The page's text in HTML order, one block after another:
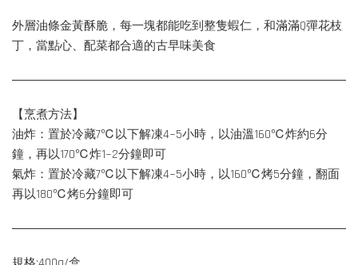
外層油條金黃酥脆，每一塊都能吃到整隻蝦仁，和滿滿Q彈花枝
丁，當點心、配菜都合適的古早味美食
【烹煮方法】
油炸：置於冷藏7℃以下解凍4~5小時，以油溫160℃炸約6分
鐘，再以170℃炸1~2分鐘即可
氣炸：置於冷藏7℃以下解凍4~5小時，以160℃烤5分鐘，翻面
再以180℃烤6分鐘即可